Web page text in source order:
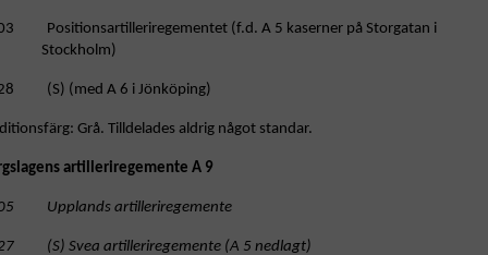
Positionsartilleriregementet (f.d. A 5 kaserner på Storgatan i
Stockholm)
(S) (med A 6 i Jönköping)
Grå. Tilldelades aldrig något standar.
artilleriregemente A 9
Upplands artilleriregemente
(S) Svea artilleriregemente (A 5 nedlagt)